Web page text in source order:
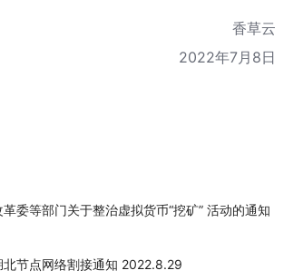
香草云
2022年7月8日
委等部门关于整治虚拟货币“挖矿” 活动的通知
北节点网络割接通知 2022.8.29